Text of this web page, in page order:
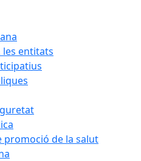
les entitats
promoció de la salut